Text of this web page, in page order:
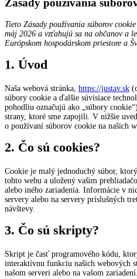
Tieto Zásady používania súborov
máj 2026 a vzťahujú sa na občanov a
Európskom hospodárskom priestore a
1. Úvod
Naša webová stránka, https://justav.sk
súbory cookie a ďalšie súvisiace
pohodliu označujú ako „súbory
strany, ktoré sme zapojili. V nižšie
o používaní súborov cookie na našich
2. Čo sú cookies?
Cookie je malý jednoduchý súbor,
tohto webu a uložený vašim
alebo iného zariadenia. Informácie v
servery alebo na servery príslušných
návštevy.
3. Čo sú skripty?
Skript je časť programového kódu,
interaktívnu funkciu našich webových
našom serveri alebo na vašom zariadení.